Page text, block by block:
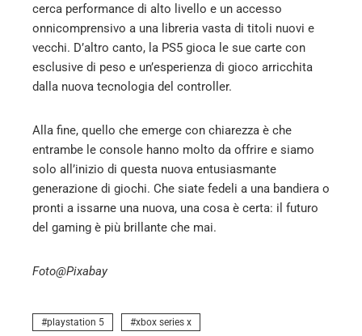
cerca performance di alto livello e un accesso
onnicomprensivo a una libreria vasta di titoli nuovi e
vecchi. D’altro canto, la PS5 gioca le sue carte con
esclusive di peso e un’esperienza di gioco arricchita
dalla nuova tecnologia del controller.
Alla fine, quello che emerge con chiarezza è che
entrambe le console hanno molto da offrire e siamo
solo all’inizio di questa nuova entusiasmante
generazione di giochi. Che siate fedeli a una bandiera o
pronti a issarne una nuova, una cosa è certa: il futuro
del gaming è più brillante che mai.
Foto@Pixabay
playstation 5 xbox series x